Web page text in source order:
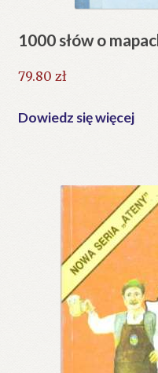
1000 słów o
79.80 zł
Dowiedz się więcej